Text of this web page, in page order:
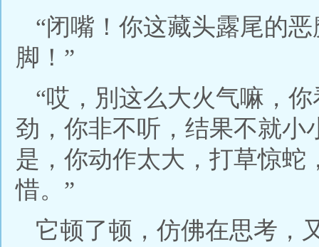
“闭嘴！你这藏头露尾的
脚！”
“哎，別这么大火气嘛，
劲，你非不听，结果不就小
是，你动作太大，打草惊
惜。”
它顿了顿，仿佛在思考，